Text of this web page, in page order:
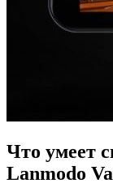
Что умеет
Lanmodo